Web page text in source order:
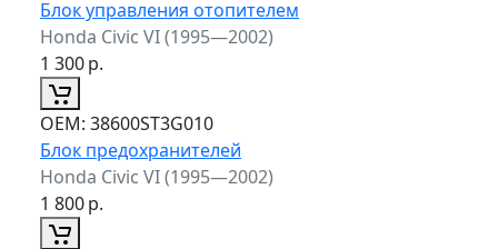
Блок управления отопителем
Honda Civic VI (1995—2002)
1 300р.
ОЕМ: 38600ST3G010
Блок предохранителей
Honda Civic VI (1995—2002)
1 800р.